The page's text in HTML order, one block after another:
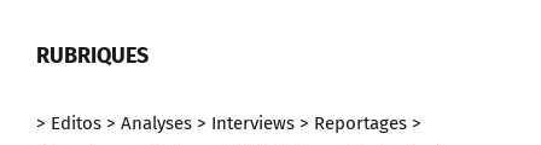
RUBRIQUES
> Editos > Analyses > Interviews > Reportages >